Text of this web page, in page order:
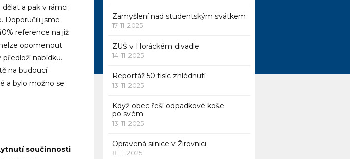
a pak v rámci
Doporučili jsme
reference na již
opomenout
nabídku.
na budoucí
a bylo možno se
součinnosti
Zamyšlení nad studentským svátkem
17. 11. 2025
ZUŠ v Horáckém divadle
14. 11. 2025
Reportáž 50 tisíc zhlédnutí
13. 11. 2025
Když obec řeší odpadkové koše
po svém
13. 11. 2025
Opravená silnice v Žirovnici
8. 11. 2025